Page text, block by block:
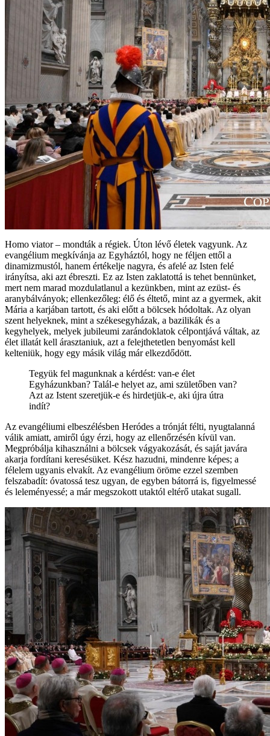
Homo viator – mondták a régiek. Úton lévő életek vagyunk. Az
evangélium megkívánja az Egyháztól, hogy ne féljen ettől a
dinamizmustól, hanem értékelje nagyra, és afelé az Isten felé
irányítsa, aki azt ébreszti. Ez az Isten zaklatottá is tehet bennünket,
mert nem marad mozdulatlanul a kezünkben, mint az ezüst- és
aranybálványok; ellenkezőleg: élő és éltető, mint az a gyermek, akit
Mária a karjában tartott, és aki előtt a bölcsek hódoltak. Az olyan
szent helyeknek, mint a székesegyházak, a bazilikák és a
kegyhelyek, melyek jubileumi zarándoklatok célpontjává váltak, az
élet illatát kell árasztaniuk, azt a felejthetetlen benyomást kell
kelteniük, hogy egy másik világ már elkezdődött.
Tegyük fel magunknak a kérdést: van-e élet
Egyházunkban? Talál-e helyet az, ami születőben van?
Azt az Istent szeretjük-e és hirdetjük-e, aki újra útra
indít?
Az evangéliumi elbeszélésben Heródes a trónját félti, nyugtalanná
válik amiatt, amiről úgy érzi, hogy az ellenőrzésén kívül van.
Megpróbálja kihasználni a bölcsek vágyakozását, és saját javára
akarja fordítani keresésüket. Kész hazudni, mindenre képes; a
félelem ugyanis elvakít. Az evangélium öröme ezzel szemben
felszabadít: óvatossá tesz ugyan, de egyben bátorrá is, figyelmessé
és leleményessé; a már megszokott utaktól eltérő utakat sugall.